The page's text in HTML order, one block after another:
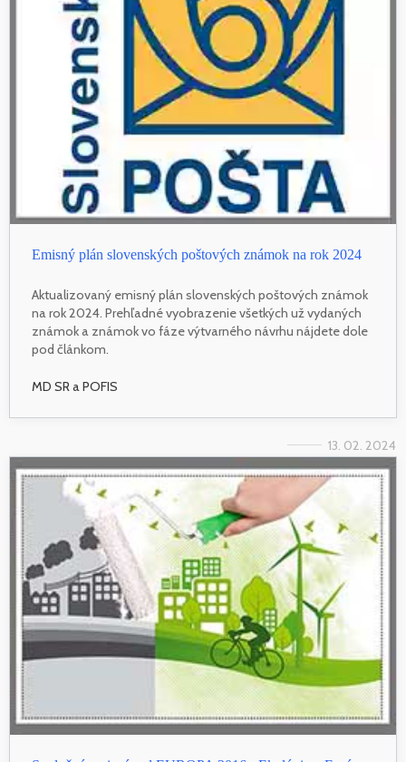
Emisný plán slovenských poštových známok na rok 2024
Aktualizovaný emisný plán slovenských poštových známok
na rok 2024. Prehľadné vyobrazenie všetkých už vydaných
známok a známok vo fáze výtvarného návrhu nájdete dole
pod článkom.
MD SR a POFIS
13. 02. 2024